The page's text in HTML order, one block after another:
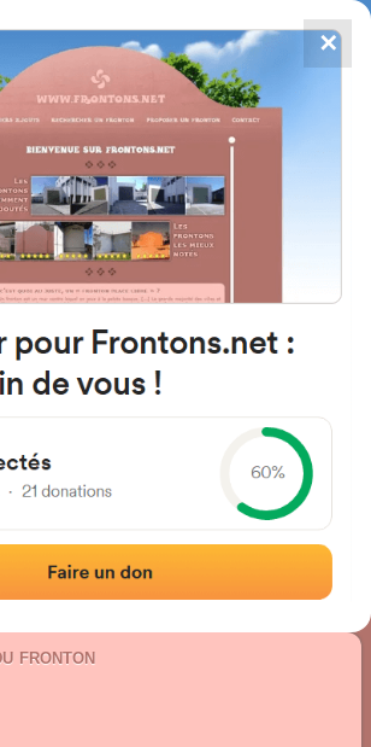
UN FRONTON
UN FRONTON
Audiracq,
des Genêts
Fronton mur à gauche
|Photos|Commentaires et avis
fronton
✕